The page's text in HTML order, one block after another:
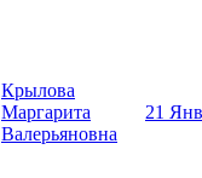
Крылова
Маргарита
Валерьяновна
21